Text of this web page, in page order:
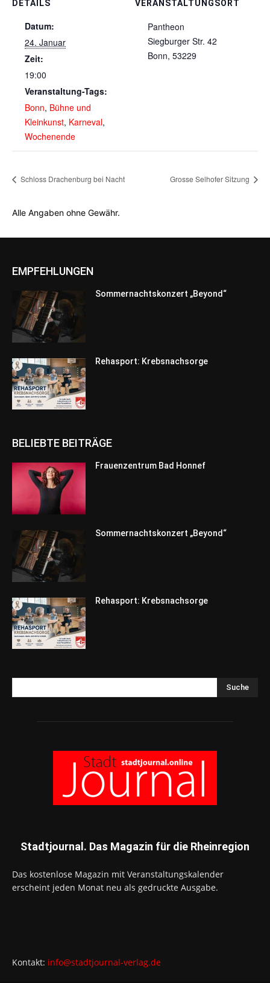
DETAILS
Datum:
24. Januar
Zeit:
19:00
Veranstaltung-Tags:
Bonn, Bühne und
Kleinkunst, Karneval,
Wochenende
VERANSTALTUNGSORT
Pantheon
Siegburger Str. 42
Bonn, 53229
Schloss Drachenburg bei Nacht Grosse Selhofer Sitzung
Alle Angaben ohne Gewähr.
EMPFEHLUNGEN
Sommernachtskonzert „Beyond“
Rehasport: Krebsnachsorge
BELIEBTE BEITRÄGE
Frauenzentrum Bad Honnef
Sommernachtskonzert „Beyond“
Rehasport: Krebsnachsorge
Suche
Stadtjournal. Das Magazin für die Rheinregion
Das kostenlose Magazin mit Veranstaltungskalender
erscheint jeden Monat neu als gedruckte Ausgabe.
Kontakt: info@stadtjournal-verlag.de